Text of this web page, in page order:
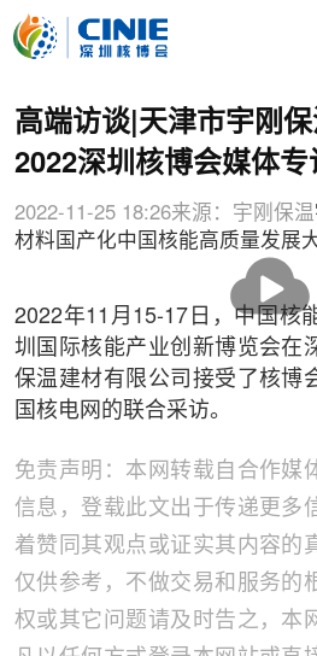
高端访谈|天津市宇刚
2022深圳核博会媒体专
2022-11-25 18:26来源：宇刚保温
材料国产化中国核能高质量发展
放
2022年11月15-17日，中国核
圳国际核能产业创新博览会在
保温建材有限公司接受了核博
国核电网的联合采访。
免责声明：本网转载自合作媒
信息，登载此文出于传递更多
着赞同其观点或证实其内容的
仅供参考，不做交易和服务的
权或其它问题请及时告之，本